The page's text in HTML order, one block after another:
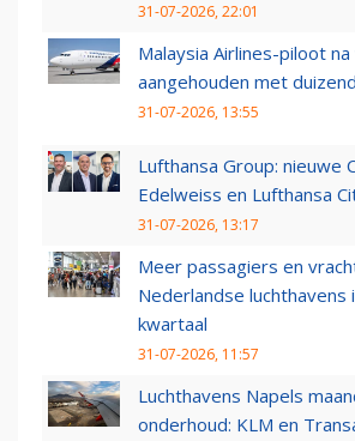
31-07-2026, 22:01
Malaysia Airlines-piloot
aangehouden met
31-07-2026, 13:55
Lufthansa Group: nieuwe
Edelweiss en Lufthansa
31-07-2026, 13:17
Meer passagiers en
Nederlandse luchthavens
kwartaal
31-07-2026, 11:57
Luchthavens Napels
onderhoud: KLM en